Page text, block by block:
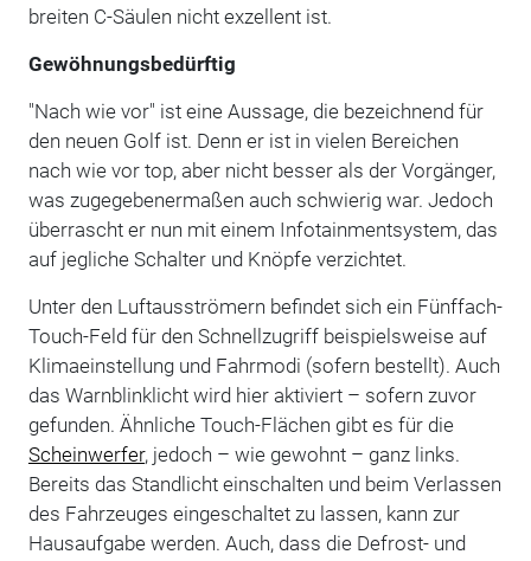
breiten C-Säulen nicht exzellent ist.
Gewöhnungsbedürftig
"Nach wie vor" ist eine Aussage, die bezeichnend für
den neuen Golf ist. Denn er ist in vielen Bereichen
nach wie vor top, aber nicht besser als der Vorgänger,
was zugegebenermaßen auch schwierig war. Jedoch
überrascht er nun mit einem Infotainmentsystem, das
auf jegliche Schalter und Knöpfe verzichtet.
Unter den Luftausströmern befindet sich ein Fünffach-
Touch-Feld für den Schnellzugriff beispielsweise auf
Klimaeinstellung und Fahrmodi (sofern bestellt). Auch
das Warnblinklicht wird hier aktiviert – sofern zuvor
gefunden. Ähnliche Touch-Flächen gibt es für die
Scheinwerfer, jedoch – wie gewohnt – ganz links.
Bereits das Standlicht einschalten und beim Verlassen
des Fahrzeuges eingeschaltet zu lassen, kann zur
Hausaufgabe werden. Auch, dass die Defrost- und